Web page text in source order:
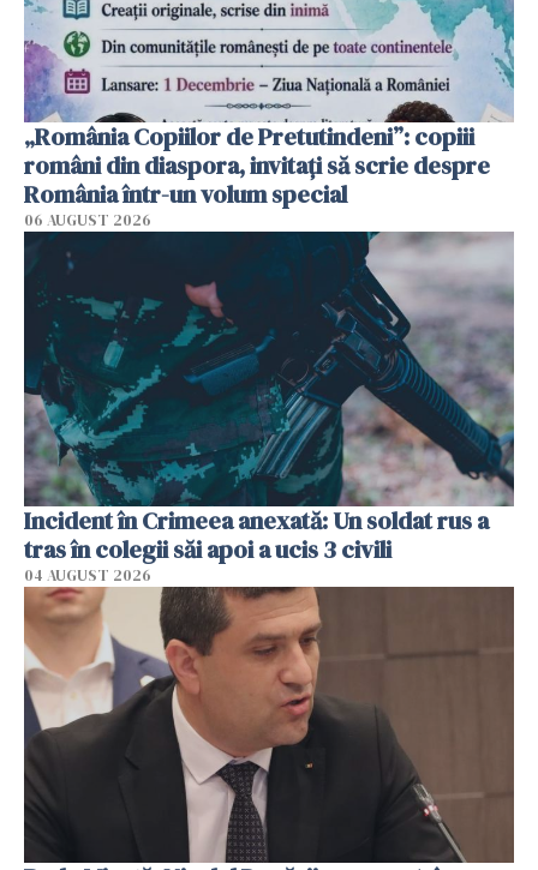
„România Copiilor de Pretutindeni”: copiii
români din diaspora, invitați să scrie despre
România într-un volum special
06 AUGUST 2026
Incident în Crimeea anexată: Un soldat rus a
tras în colegii săi apoi a ucis 3 civili
04 AUGUST 2026